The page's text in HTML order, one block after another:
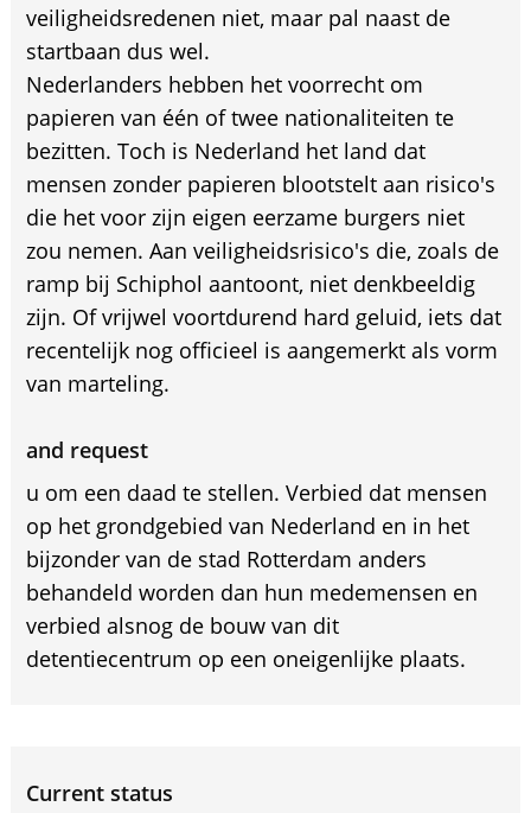
veiligheidsredenen niet, maar pal naast de
startbaan dus wel.
Nederlanders hebben het voorrecht om
papieren van één of twee nationaliteiten te
bezitten. Toch is Nederland het land dat
mensen zonder papieren blootstelt aan risico's
die het voor zijn eigen eerzame burgers niet
zou nemen. Aan veiligheidsrisico's die, zoals de
ramp bij Schiphol aantoont, niet denkbeeldig
zijn. Of vrijwel voortdurend hard geluid, iets dat
recentelijk nog officieel is aangemerkt als vorm
van marteling.
and request
u om een daad te stellen. Verbied dat mensen
op het grondgebied van Nederland en in het
bijzonder van de stad Rotterdam anders
behandeld worden dan hun medemensen en
verbied alsnog de bouw van dit
detentiecentrum op een oneigenlijke plaats.
Current status